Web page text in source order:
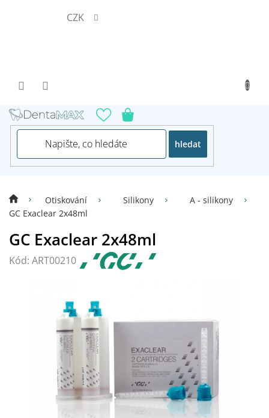
CZK
hledat
Otiskování Silikony
A - silikony
GC Exaclear 2x48ml
GC Exaclear 2x48ml
Kód: ART00210